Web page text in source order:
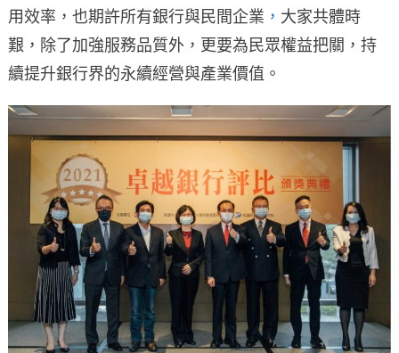
用效率，也期許所有銀行與民間企業 ， 大家共體時
艱，除了加強服務品質外，更要為民眾權益把關，持
續提升銀行界的永續經營與產業價值。